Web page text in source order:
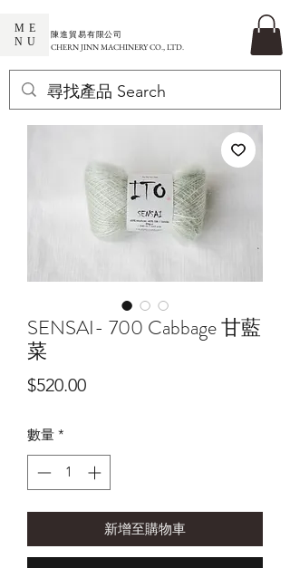
ME
NU
​陳進貿易有限公司
CHERN JINN MACHINERY CO., LTD.
SENSAI- 700 Cabbage 甘藍
菜
$520.00價
數量 *
新增至購物車